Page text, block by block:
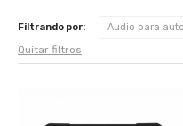
Filtrando por: Audio para
Quitar filtros